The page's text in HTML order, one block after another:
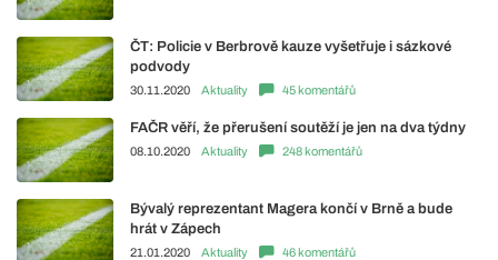
ČT: Policie v Berbrově kauze vyšetřuje i sázkové
podvody
30.11.2020 Aktuality 45 komentářů
FAČR věří, že přerušení soutěží je jen na dva týdny
08.10.2020 Aktuality 248 komentářů
Bývalý reprezentant Magera končí v Brně a bude
hrát v Zápech
21.01.2020 Aktuality 46 komentářů